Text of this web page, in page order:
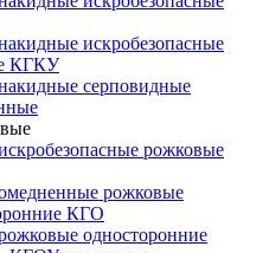
искробезопасные
КГКУ
серповидные
рожковые
рожковые
КГО
односторонние